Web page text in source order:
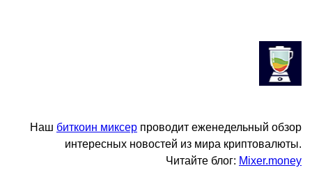
Наш биткоин миксер проводит еженедельный обзор
интересных новостей из мира криптовалюты.
Читайте блог: Mixer.money